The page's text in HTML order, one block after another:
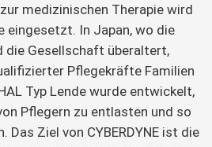
medizinischen Therapie wird
eingesetzt. In Japan, wo die
die Gesellschaft überaltert,
Pflegekräfte Familien
Typ Lende wurde entwickelt,
Pflegern zu entlasten und so
Das Ziel von CYBERDYNE ist die